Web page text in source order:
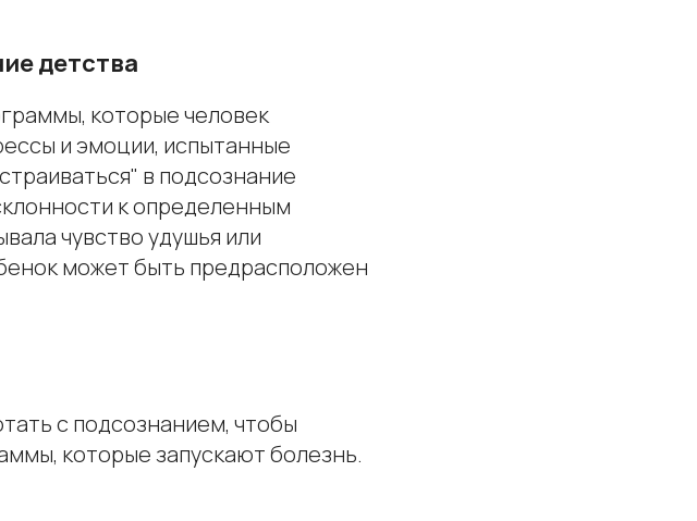
детства
которые человек
и эмоции, испытанные
в подсознание
к определенным
чувство удушья или
может быть предрасположен
с подсознанием, чтобы
которые запускают болезнь.